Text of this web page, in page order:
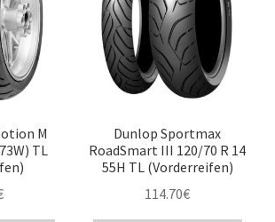
M
TL
Dunlop Sportmax
RoadSmart III 120/70 R 14
55H TL (Vorderreifen)
114.70€